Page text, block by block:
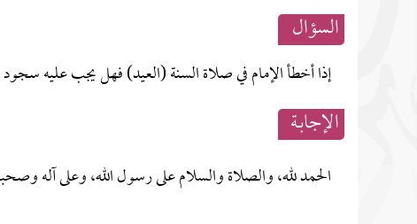
السؤال
إذا أخطأ الإمام في صلاة السنة (العيد) فهل يجب عليه
الإجابــة
الحمد لله، والصلاة والسلام على رسول الله، وعلى آله